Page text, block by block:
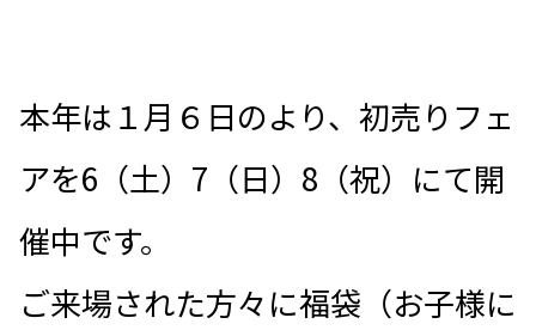
本年は１月６日のより、初売りフェ
アを6（土）7（日）8（祝）にて開
催中です。
ご来場された方々に福袋（お子様に